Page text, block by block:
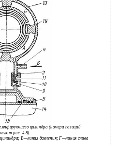
цилиндра (номера позиций
рис. 4.8):
В—линия давления; Г—линия слива